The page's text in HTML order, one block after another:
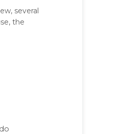
several
the